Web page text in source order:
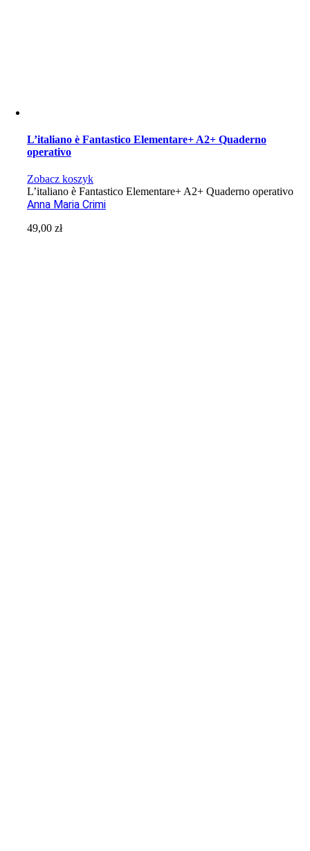
L’italiano è Fantastico Elementare+ A2+ Quaderno
operativo
Zobacz koszyk
L’italiano è Fantastico Elementare+ A2+ Quaderno operativo
Anna Maria Crimi
49,00zł